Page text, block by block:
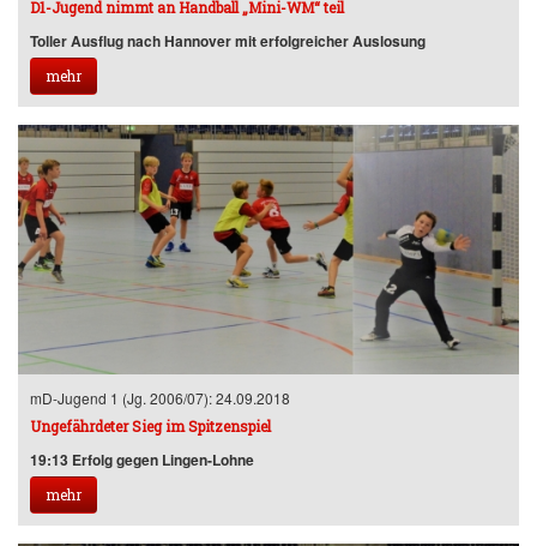
D1-Jugend nimmt an Handball „Mini-WM“ teil
Toller Ausflug nach Hannover mit erfolgreicher Auslosung
mehr
mD-Jugend 1 (Jg. 2006/07): 24.09.2018
Ungefährdeter Sieg im Spitzenspiel
19:13 Erfolg gegen Lingen-Lohne
mehr